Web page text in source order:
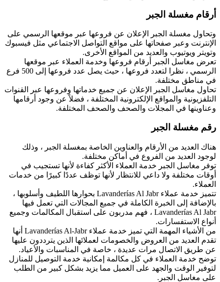
أرقام مغسلة الجبر
وتحاول مغسلة الجبر الإعلان عن فروعها عبر موقعها الرسمي على
الإنترنت وعبر صفحاتها على مواقع التواصل الاجتماعي مثل فيسبوك
وتويتر ويوتيوب والعديد من المواقع الأخرى.
تعرض مغاسل الجبر أرقام فروعها وخدمة العملاء عبر موقعها
الرسمي ، نظرا لتعدد فروعها ، حيث يصل عدد فروعها إلى 500 فرع
في مناطق مختلفة.
تحاول مغاسل الجبر الإعلان عن جميع خدماتها وفروعها عبر القنوات
التلفزيونية والمواقع الإلكترونية المختلفة ، فضلاً عن وجود أرقامها
وعناوينها في المجلات والصحف والصحف المختلفة.
رقم مغسلة الجبر
هناك العديد من الأرقام والعناوين الخاصة بمغسلة الجبر ، وذلك
لوجود العديد من الفروع في أماكن مختلفة.
توفر مغاسل الجبر خدمة العملاء الأكثر كفاءة لأنها تستجيب في
أوقات مختلفة ولا داعي للانتظار لأنها توظف عددًا كبيرًا من خدمات
العملاء.
تتميز خدمة عملاء Lavanderías Al Jabr بحوارها اللطيف وأسلوبها ،
بالإضافة إلى الخبرة الكاملة في جميع المجالات التي تعمل فيها
Lavanderías Al Jabr ، فهم مدربون على استقبال المكالمات وجميع
أنواع الاستفسارات.
من الأشياء المهمة التي تميز خدمة عملاء Lavanderías Al-Jabr أنها
تقدم العديد من العروض والخصومات لعملائها الذين يترددون عليها
عن طريق الاتصال مرات عديدة ، خاصة في المناسبات والأعياد.
توضح خدمة العملاء في كل مكالمة إمكانية خدمة التوصيل للمنازل
لتوفير الوقت والجهد على العميل مما يزيد بشكل كبير من الطلب
على مغاسل الجبر.